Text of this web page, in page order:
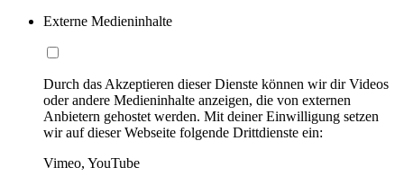
Externe Medieninhalte
Durch das Akzeptieren dieser Dienste können wir dir Videos
oder andere Medieninhalte anzeigen, die von externen
Anbietern gehostet werden. Mit deiner Einwilligung setzen
wir auf dieser Webseite folgende Drittdienste ein:
Vimeo, YouTube